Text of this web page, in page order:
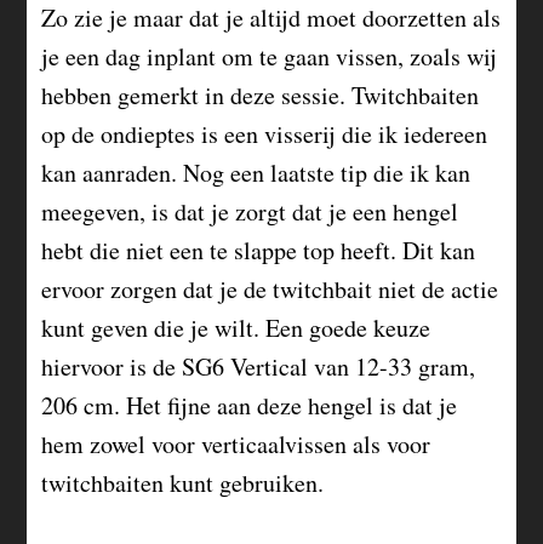
Zo zie je maar dat je altijd moet doorzetten als
je een dag inplant om te gaan vissen, zoals wij
hebben gemerkt in deze sessie. Twitchbaiten
op de ondieptes is een visserij die ik iedereen
kan aanraden. Nog een laatste tip die ik kan
meegeven, is dat je zorgt dat je een hengel
hebt die niet een te slappe top heeft. Dit kan
ervoor zorgen dat je de twitchbait niet de actie
kunt geven die je wilt. Een goede keuze
hiervoor is de SG6 Vertical van 12-33 gram,
206 cm. Het fijne aan deze hengel is dat je
hem zowel voor verticaalvissen als voor
twitchbaiten kunt gebruiken.